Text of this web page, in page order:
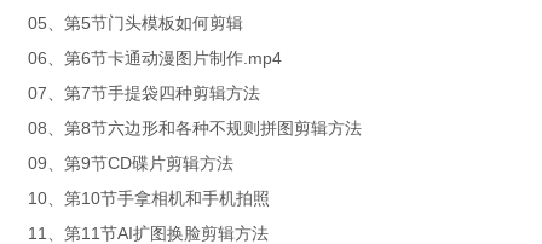
05、第5节门头模板如何剪辑
06、第6节卡通动漫图片制作.mp4
07、第7节手提袋四种剪辑方法
08、第8节六边形和各种不规则拼图剪辑方法
09、第9节CD碟片剪辑方法
10、第10节手拿相机和手机拍照
11、第11节AI扩图换脸剪辑方法